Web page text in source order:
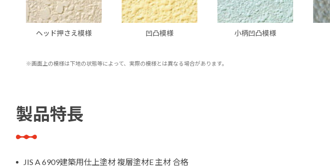
ヘッド押さえ模様 凹凸模様 小柄凹凸模様
※画面上の模様は下地の状態等によって、実際の模様と は異なる場合があります。
製品特長
JIS A 6909建築用仕上塗材 複層塗材E 主材 合格